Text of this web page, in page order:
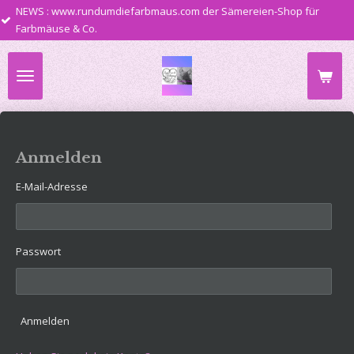
Zum
Hauptinhalt
springen
der Sämereien-Shop für
Co.
Anmelden
E-Mail-Adresse
Passwort
Anmelden